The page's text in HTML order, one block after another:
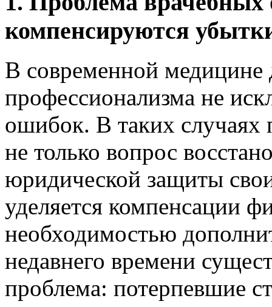
компенсируются
В современной медицине
профессионализма не
ошибок. В таких случаях
не только вопрос
юридической защиты
уделяется компенсации
необходимостью
недавнего времени
проблема: потерпевшие